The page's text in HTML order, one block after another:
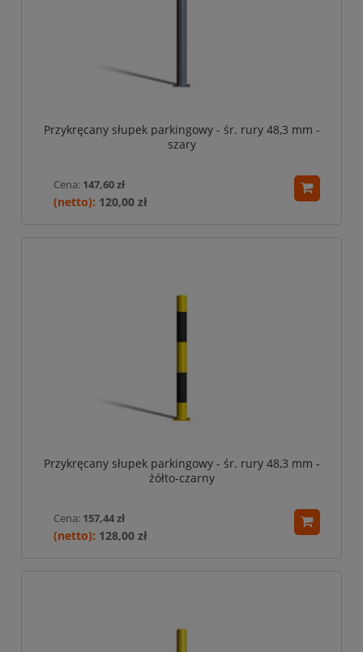
Przykręcany słupek parkingowy - śr. rury 48,3 mm -
szary
Cena: 147,60 zł
120,00 zł
Przykręcany słupek parkingowy - śr. rury 48,3 mm -
żółto-czarny
Cena: 157,44 zł
128,00 zł